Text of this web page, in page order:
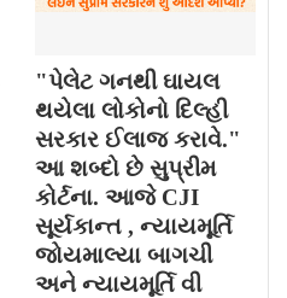
"પેલેટ ગનથી ઘાયલ
થયેલા લોકોનો દિલ્હી
સરકાર ઈલાજ કરાવે."
આ શબ્દો છે સુપ્રીમ
કોર્ટના. આજે CJI
સૂર્યકાન્ત , ન્યાયમૂર્તિ
જોયમાલ્યા બાગચી
અને ન્યાયમૂર્તિ વી